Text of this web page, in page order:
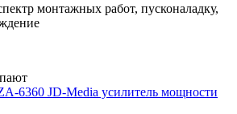
монтажных работ, пусконаладку,
6360 JD-Media усилитель мощности